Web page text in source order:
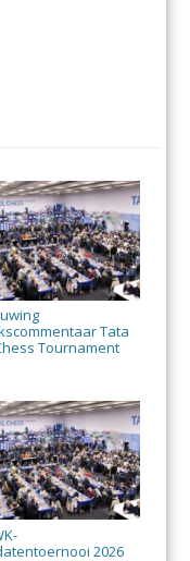
Tata
Tournament
2026